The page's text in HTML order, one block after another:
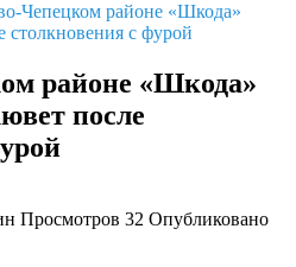
Чепецком районе «Шкода»
столкновения с фурой
районе «Шкода»
после
Просмотров 32 Опубликовано